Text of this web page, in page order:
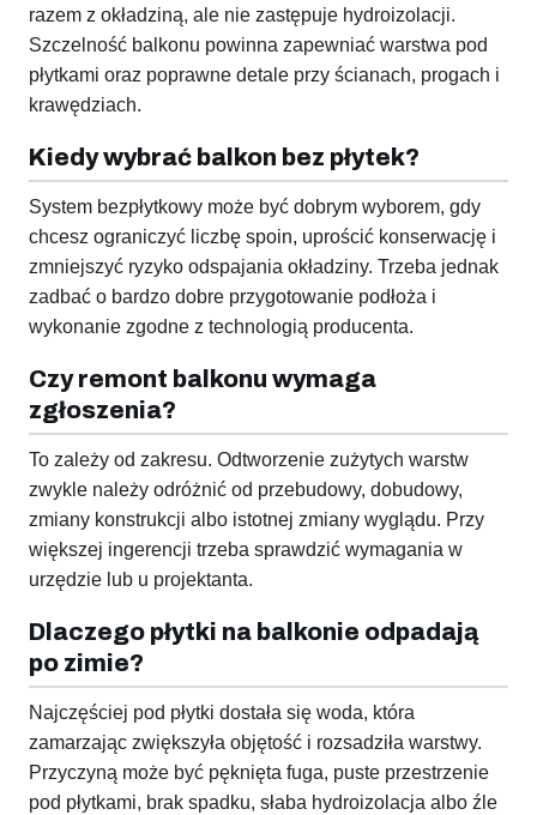
razem z okładziną, ale nie zastępuje hydroizolacji.
Szczelność balkonu powinna zapewniać warstwa pod
płytkami oraz poprawne detale przy ścianach, progach i
krawędziach.
Kiedy wybrać balkon bez płytek?
System bezpłytkowy może być dobrym wyborem, gdy
chcesz ograniczyć liczbę spoin, uprościć konserwację i
zmniejszyć ryzyko odspajania okładziny. Trzeba jednak
zadbać o bardzo dobre przygotowanie podłoża i
wykonanie zgodne z technologią producenta.
Czy remont balkonu wymaga
zgłoszenia?
To zależy od zakresu. Odtworzenie zużytych warstw
zwykle należy odróżnić od przebudowy, dobudowy,
zmiany konstrukcji albo istotnej zmiany wyglądu. Przy
większej ingerencji trzeba sprawdzić wymagania w
urzędzie lub u projektanta.
Dlaczego płytki na balkonie odpadają
po zimie?
Najczęściej pod płytki dostała się woda, która
zamarzając zwiększyła objętość i rozsadziła warstwy.
Przyczyną może być pęknięta fuga, puste przestrzenie
pod płytkami, brak spadku, słaba hydroizolacja albo źle